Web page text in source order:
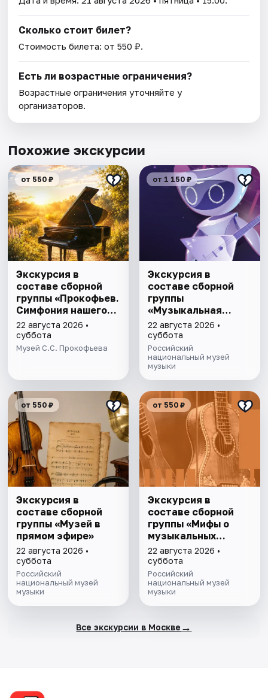
Сколько стоит билет?
Стоимость билета: от 550 ₽.
Есть ли возрастные ограничения?
Возрастные ограничения уточняйте у
организаторов.
Похожие экскурсии
от 550 ₽
Экскурсия в
составе сборной
группы «Прокофьев.
Симфония нашего
времени»
22 августа 2026 •
суббота
Музей С.С. Прокофьева
от 1 150 ₽
Экскурсия в
составе сборной
группы
«Музыкальная
эволюция: от
камней до
нейросeти»
22 августа 2026 •
суббота
Российский
национальный музей
музыки
от 550 ₽
Экскурсия в
составе сборной
группы «Музей в
прямом эфире»
22 августа 2026 •
суббота
Российский
национальный музей
музыки
от 550 ₽
Экскурсия в
составе сборной
группы «Мифы о
музыкальных
инструментах»
22 августа 2026 •
суббота
Российский
национальный музей
музыки
Все экскурсии в Москве →